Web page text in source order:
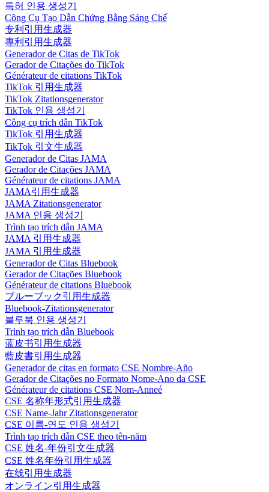
특허 인용 생성기
Công Cụ Tạo Dẫn Chứng Bằng Sáng Chế
专利引用生成器
專利引用生成器
Generador de Citas de TikTok
Gerador de Citações do TikTok
Générateur de citations TikTok
TikTok 引用生成器
TikTok Zitationsgenerator
TikTok 인용 생성기
Công cụ trích dẫn TikTok
TikTok 引用生成器
TikTok 引文生成器
Generador de Citas JAMA
Gerador de Citações JAMA
Générateur de citations JAMA
JAMA引用生成器
JAMA Zitationsgenerator
JAMA 인용 생성기
Trình tạo trích dẫn JAMA
JAMA 引用生成器
JAMA 引用生成器
Generador de Citas Bluebook
Gerador de Citações Bluebook
Générateur de citations Bluebook
ブルーブック引用生成器
Bluebook-Zitationsgenerator
블루북 인용 생성기
Trình tạo trích dẫn Bluebook
蓝皮书引用生成器
藍皮書引用生成器
Generador de citas en formato CSE Nombre-Año
Gerador de Citações no Formato Nome-Ano da CSE
Générateur de citations CSE Nom-Anneé
CSE 名称年形式引用生成器
CSE Name-Jahr Zitationsgenerator
CSE 이름-연도 인용 생성기
Trình tạo trích dẫn CSE theo tên-năm
CSE 姓名-年份引文生成器
CSE 姓名年份引用生成器
在线引用生成器
オンライン引用生成器